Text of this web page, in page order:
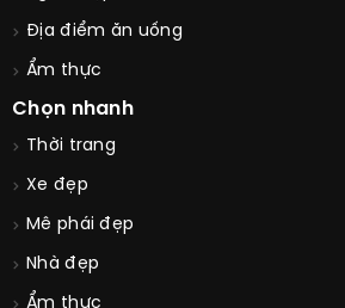
Địa điểm ăn uống
Ẩm thực
Chọn nhanh
Thời trang
Xe đẹp
Mê phái đẹp
Nhà đẹp
Ẩm thực